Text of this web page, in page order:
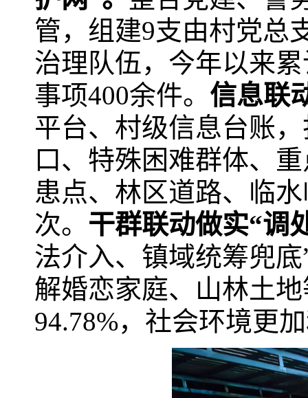
管，组建9支由村党总
治理队伍，今年以来
事项400余件。 信息联
平台、村级信息台账
口、特殊困难群体、
患点、林区道路、临
次。 干群联动做实“调
法介入、镇域统筹兜
解婚恋家庭、山林土
94.78%，社会环境更